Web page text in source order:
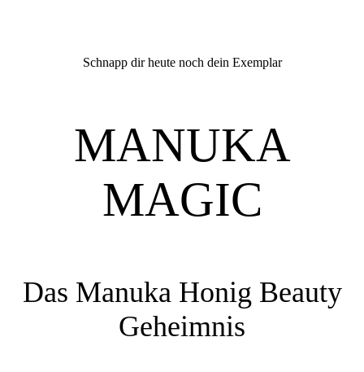
Schnapp dir heute noch dein Exemplar
MANUKA
MAGIC
Das Manuka Honig Beauty
Geheimnis